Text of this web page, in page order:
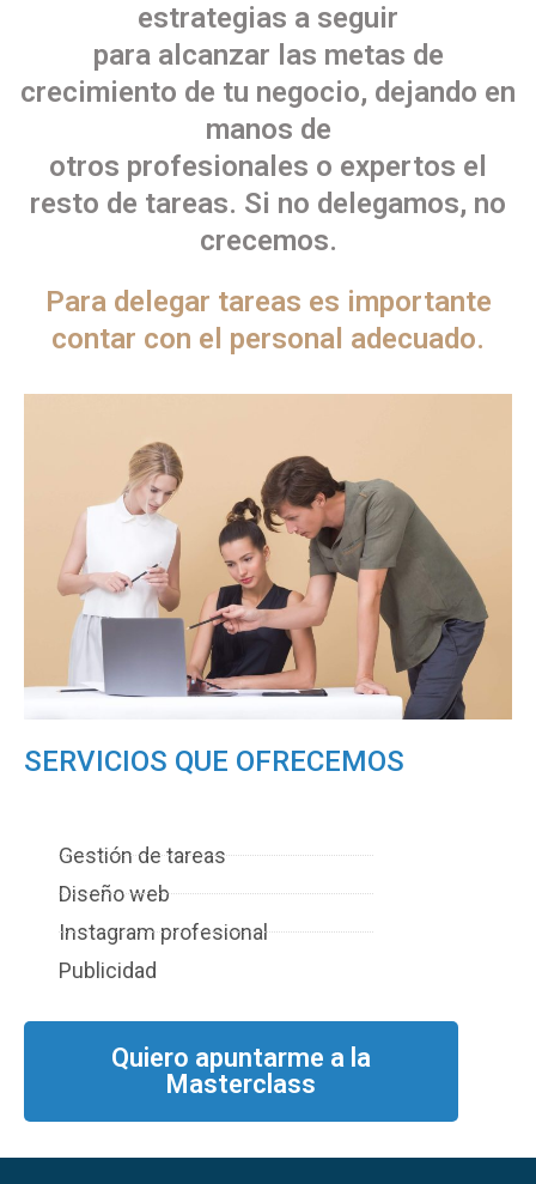
estrategias a seguir
para alcanzar las metas de
crecimiento de tu negocio, dejando en
manos de
otros profesionales o expertos el
resto de tareas. Si no delegamos, no
crecemos.
Para delegar tareas es importante
contar con el personal adecuado.
SERVICIOS QUE OFRECEMOS
Gestión de tareas
Diseño web
Instagram profesional
Publicidad
Quiero apuntarme a la
Masterclass